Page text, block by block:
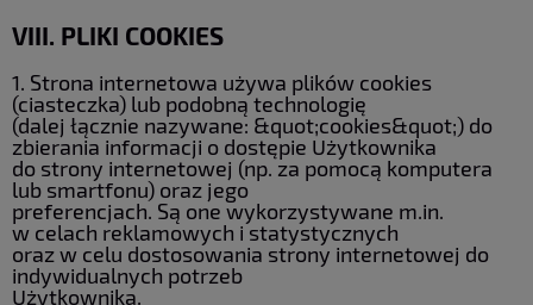
VIII. PLIKI COOKIES
1. Strona internetowa używa plików cookies
(ciasteczka) lub podobną technologię
(dalej łącznie nazywane: &quot;cookies&quot;) do
zbierania informacji o dostępie Użytkownika
do strony internetowej (np. za pomocą komputera
lub smartfonu) oraz jego
preferencjach. Są one wykorzystywane m.in.
w celach reklamowych i statystycznych
oraz w celu dostosowania strony internetowej do
indywidualnych potrzeb
Użytkownika.